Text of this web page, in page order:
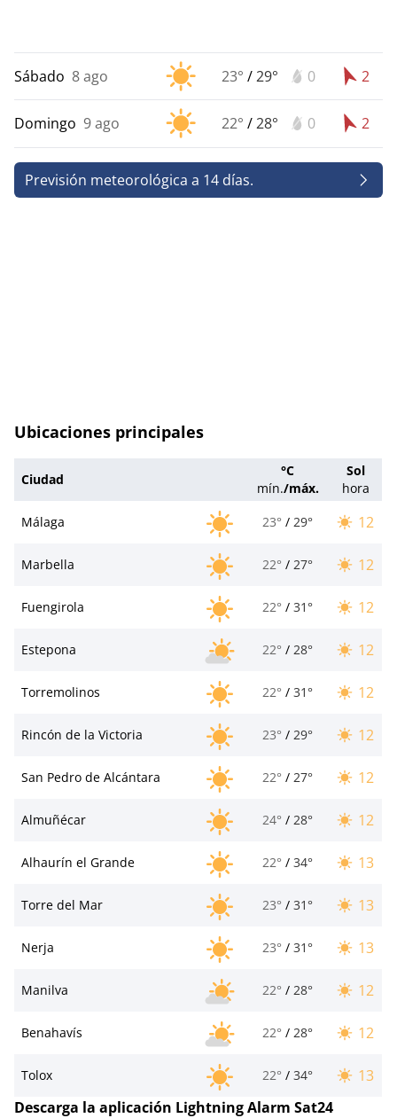
Sábado 8 ago 23° /29° 0 2
Domingo 9 ago 22° /28° 0 2
Previsión meteorológica a 14 días.
Ubicaciones principales
Ciudad
°C
mín./máx.
Sol
hora
Málaga
23° / 29° 12
Marbella 22° / 27° 12
Fuengirola 22° / 31° 12
Estepona 22° / 28° 12
Torremolinos 22° / 31° 12
Rincón de la Victoria 23° / 29° 12
San Pedro de Alcántara 22° / 27° 12
Almuñécar 24° / 28° 12
Alhaurín el Grande 22° / 34° 13
Torre del Mar 23° / 31° 13
Nerja 23° / 31° 13
Manilva 22° / 28° 12
Benahavís 22° / 28° 12
Tolox 22° / 34°
13
Descarga la aplicación Lightning Alarm Sat24